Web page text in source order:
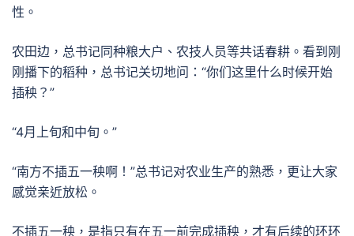
性。
农田边，总书记同种粮大户、农技人员等共话春耕。看到刚
刚播下的稻种，总书记关切地问：“你们这里什么时候开始
插秧？”
“4月上旬和中旬。”
“南方不插五一秧啊！”总书记对农业生产的熟悉，更让大家
感觉亲近放松。
不插五一秧，是指只有在五一前完成插秧，才有后续的环环